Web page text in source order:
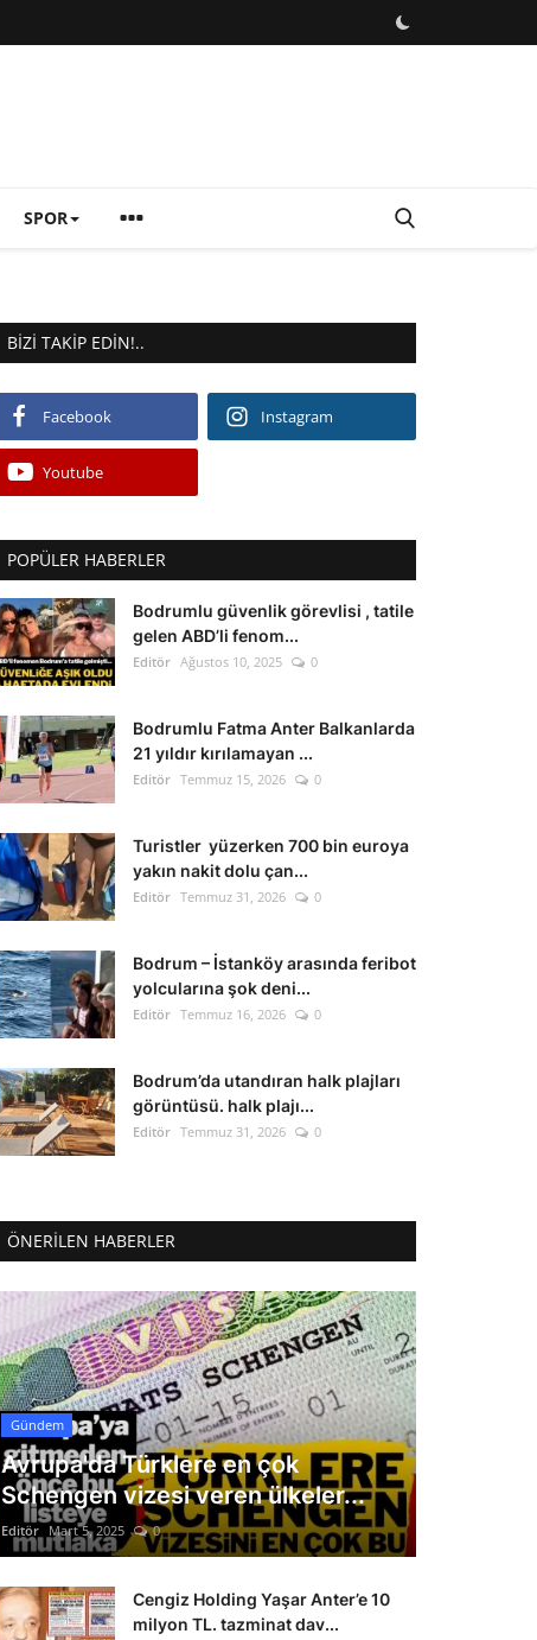
SPOR
BIZI TAKIP EDIN!..
Facebook Instagram
Youtube
POPÜLER HABERLER
Bodrumlu güvenlik görevlisi , tatile
gelen ABD’li fenom...
Editör Ağustos 10, 2025 0
Bodrumlu Fatma Anter Balkanlarda
21 yıldır kırılamayan ...
Editör Temmuz 15, 2026 0
Turistler yüzerken 700 bin euroya
yakın nakit dolu çan...
Editör Temmuz 31, 2026 0
Bodrum – İstanköy arasında feribot
yolcularına şok deni...
Editör Temmuz 16, 2026 0
Bodrum’da utandıran halk plajları
görüntüsü. halk plajı...
Editör Temmuz 31, 2026 0
ÖNERILEN HABERLER
Gündem
Avrupa'da Türklere en çok
Schengen vizesi veren ülkeler...
Editör Mart 5, 2025 0
Cengiz Holding Yaşar Anter’e 10
milyon TL. tazminat dav...